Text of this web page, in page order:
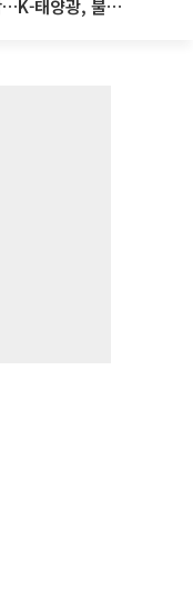
美 ‘232조 하이브리드 제재’ 임박…K-태양광, 불확실성 털고 날개 다나